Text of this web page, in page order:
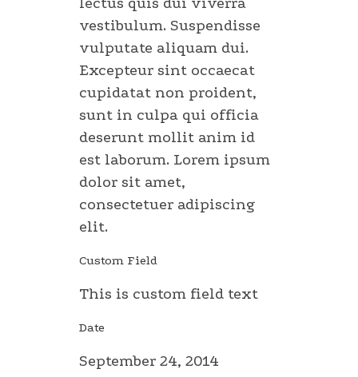
vestibulum. Suspendisse
vulputate aliquam dui.
Excepteur sint occaecat
cupidatat non proident,
sunt in culpa qui officia
deserunt mollit anim id
est laborum. Lorem ipsum
dolor sit amet,
consectetuer adipiscing
elit.
Custom Field
This is custom field text
Date
September 24, 2014